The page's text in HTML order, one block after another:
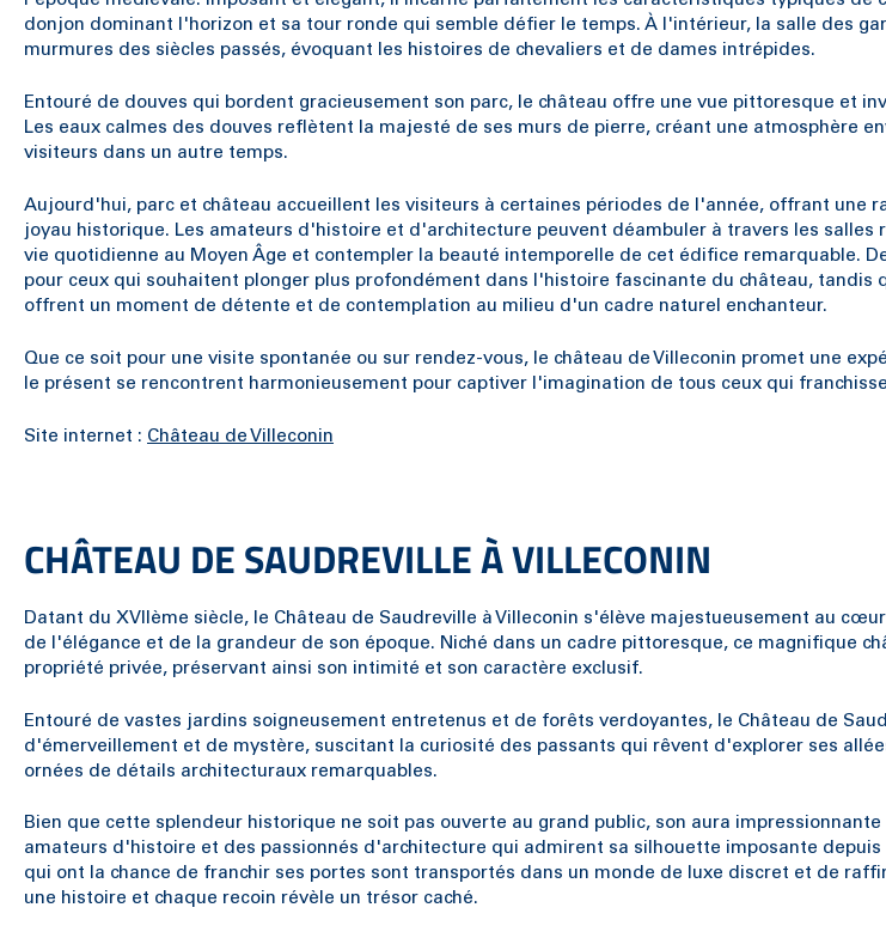
donjon dominant l'horizon et sa tour ronde qui semble défier le temps. À l'intérieur, la salle des
murmures des siècles passés, évoquant les histoires de chevaliers et de dames intrépides.
Entouré de douves qui bordent gracieusement son parc, le château offre une vue pittoresque et
Les eaux calmes des douves reflètent la majesté de ses murs de pierre, créant une atmosphère
visiteurs dans un autre temps.
Aujourd'hui, parc et château accueillent les visiteurs à certaines périodes de l'année, offrant une
joyau historique. Les amateurs d'histoire et d'architecture peuvent déambuler à travers les salles
vie quotidienne au Moyen Âge et contempler la beauté intemporelle de cet édifice remarquable.
pour ceux qui souhaitent plonger plus profondément dans l'histoire fascinante du château, tandis
offrent un moment de détente et de contemplation au milieu d'un cadre naturel enchanteur.
Que ce soit pour une visite spontanée ou sur rendez-vous, le château de Villeconin promet une
le présent se rencontrent harmonieusement pour captiver l'imagination de tous ceux qui
Site internet : Château de Villeconin
CHÂTEAU DE SAUDREVILLE À VILLECONIN
Datant du XVIIème siècle, le Château de Saudreville à Villeconin s'élève majestueusement au
de l'élégance et de la grandeur de son époque. Niché dans un cadre pittoresque, ce magnifique
propriété privée, préservant ainsi son intimité et son caractère exclusif.
Entouré de vastes jardins soigneusement entretenus et de forêts verdoyantes, le Château de
d'émerveillement et de mystère, suscitant la curiosité des passants qui rêvent d'explorer ses
ornées de détails architecturaux remarquables.
Bien que cette splendeur historique ne soit pas ouverte au grand public, son aura
amateurs d'histoire et des passionnés d'architecture qui admirent sa silhouette imposante
qui ont la chance de franchir ses portes sont transportés dans un monde de luxe discret et de
une histoire et chaque recoin révèle un trésor caché.